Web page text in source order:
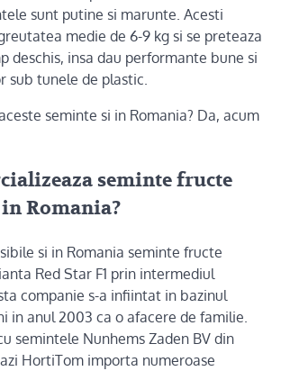
sunt putine si marunte. Acesti
medie de 6-9 kg si se preteaza
deschis, insa dau performante bune si
sub tunele de plastic.
seminte si in Romania? Da, acum
seminte fructe
in Romania?
si in Romania seminte fructe
Red Star F1 prin intermediul
companie s-a infiintat in bazinul
in anul 2003 ca o afacere de familie.
semintele Nunhems Zaden BV din
HortiTom importa numeroase